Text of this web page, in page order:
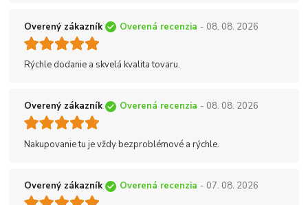
Overený zákazník Overená recenzia - 08. 08. 2026
Rýchle dodanie a skvelá kvalita tovaru.
Overený zákazník Overená recenzia - 08. 08. 2026
Nakupovanie tu je vždy bezproblémové a rýchle.
Overený zákazník Overená recenzia - 07. 08. 2026